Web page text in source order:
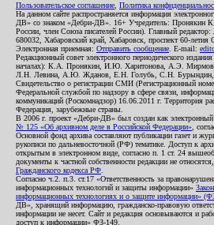
Пользовательское соглашение Политика
На данном сайте распространяется информация
ДВ» со знаком «Дебри-ДВ». 16+ Учредитель: Пронякин
России, член Союза писателей России). Главный
680032, Хабаровский край, Хабаровск, проспект 60-летия
Электронная приемная: Отправить сообщение . E-mail:
Редакционный совет электронного периодического
началах): К.А. Пронякин, И.Ю. Харитонова, А.Э.
Л.Н. Левина, А.Ю. Жданов, Е.Н. Голубь, С.Н.
Свидетельство о регистрации СМИ (Регистрационный
Федеральной службой по надзору в сфере связи,
коммуникаций (Роскомнадзор) 16.06.2011 г. Территория
Федерация, зарубежные страны.
В 2006 г. проект «Дебри-ДВ» был создан как электронный
№ 125 «Об архивном деле в Российской Федерации» ,
Основной фонд архива составляют публикации газет и
рукописи по дальневосточной (РФ) тематике. Доступ к
открытым в электронном виде, согласно п. 1 ст. 24
документы к частной собственности редакции не
Гражданского кодекса РФ
Согласно ч.2. п.3. ст.17 «Ответственность за
информационных технологий и защиты информации»
информационных технологиях и о защите информации»
ДВ», хранящий информацию, гражданско-правовую
информации не несет. Сайт и редакция основываются и
доступ к информации» ФЗ-149.